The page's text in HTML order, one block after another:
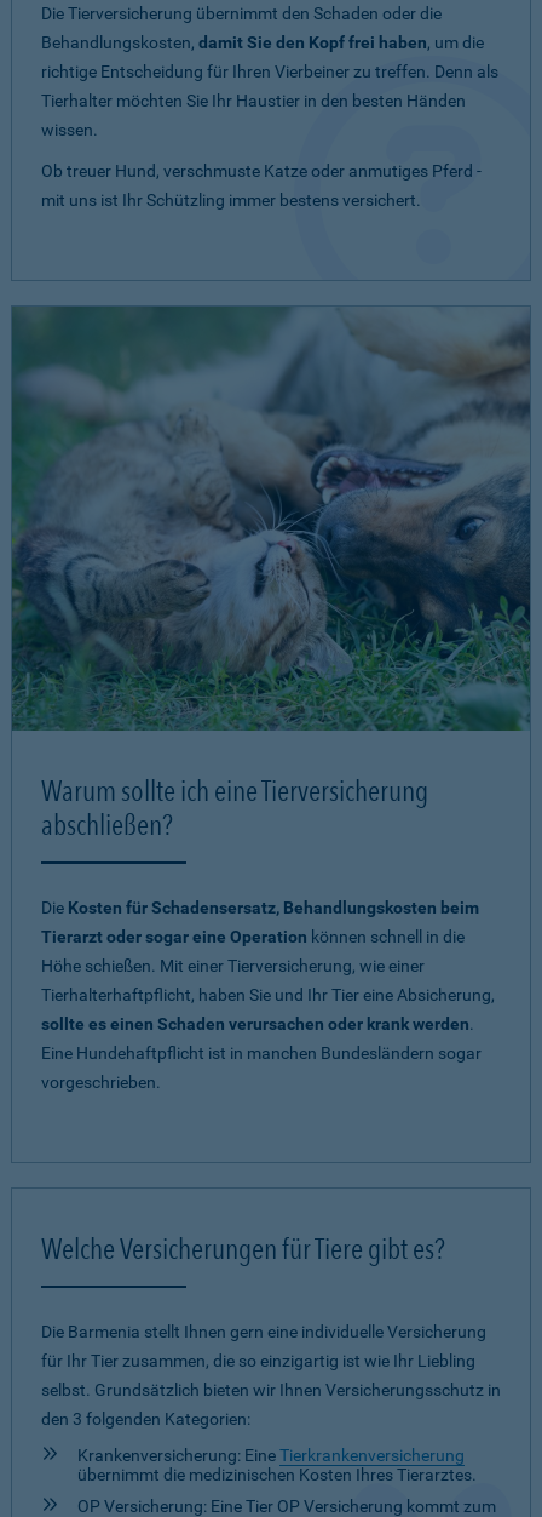
Die Tierversicherung übernimmt den Schaden oder die
Behandlungskosten, damit Sie den Kopf frei haben, um die
richtige Entscheidung für Ihren Vierbeiner zu treffen. Denn als
Tierhalter möchten Sie Ihr Haustier in den besten Händen
wissen.
Ob treuer Hund, verschmuste Katze oder anmutiges Pferd -
mit uns ist Ihr Schützling immer bestens versichert.
Warum sollte ich eine Tierversicherung
abschließen?
Die Kosten für Schadensersatz, Behandlungskosten beim
Tierarzt oder sogar eine Operation können schnell in die
Höhe schießen. Mit einer Tierversicherung, wie einer
Tierhalterhaftpflicht, haben Sie und Ihr Tier eine Absicherung,
sollte es einen Schaden verursachen oder krank werden.
Eine Hundehaftpflicht ist in manchen Bundesländern sogar
vorgeschrieben.
Welche Versicherungen für Tiere gibt es?
Die Barmenia stellt Ihnen gern eine individuelle Versicherung
für Ihr Tier zusammen, die so einzigartig ist wie Ihr Liebling
selbst. Grundsätzlich bieten wir Ihnen Versicherungsschutz in
den 3 folgenden Kategorien:
Krankenversicherung: EineTierkrankenversicherung
übernimmt die medizinischen Kosten Ihres Tierarztes.
OP Versicherung: Eine Tier OP Versicherung kommt zum